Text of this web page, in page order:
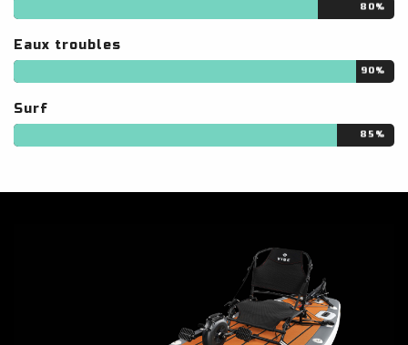
80%
Eaux troubles
90%
Surf
85%